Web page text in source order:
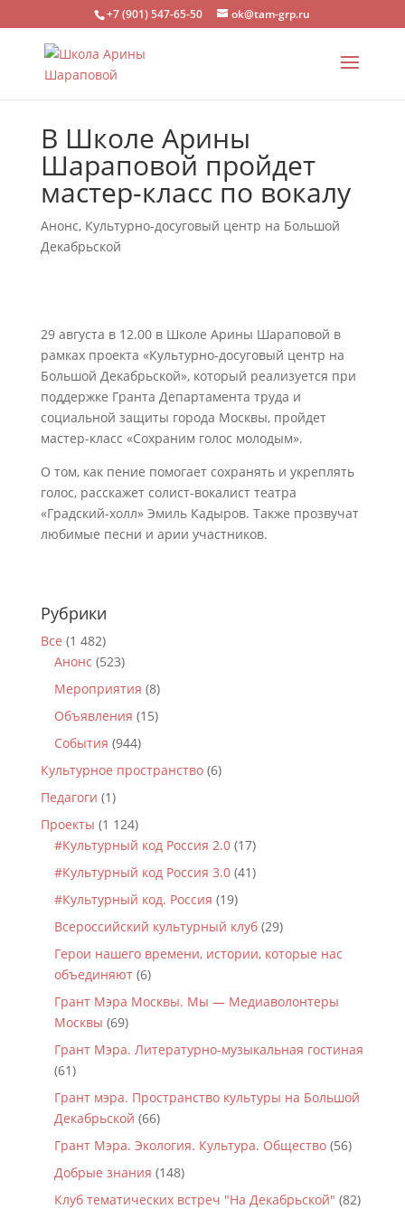
+7 (901) 547-65-50 ok@tam-grp.ru
В Школе Арины
Шараповой пройдет
мастер-класс по вокалу
Анонс, Культурно-досуговый центр на Большой
Декабрьской
29 августа в 12.00 в Школе Арины Шараповой в
рамках проекта «Культурно-досуговый центр на
Большой Декабрьской», который реализуется при
поддержке Гранта Департамента труда и
социальной защиты города Москвы, пройдет
мастер-класс «Сохраним голос молодым».
О том, как пение помогает сохранять и укреплять
голос, расскажет солист-вокалист театра
«Градский-холл» Эмиль Кадыров. Также прозвучат
любимые песни и арии участников.
Рубрики
Все (1 482)
Анонс (523)
Мероприятия (8)
Объявления (15)
События (944)
Культурное пространство(6)
Педагоги (1)
Проекты (1 124)
#Культурный код Россия 2.0(17)
#Культурный код Россия 3.0(41)
#Культурный код. Россия (19)
Всероссийский культурный клуб(29)
Герои нашего времени, истории, которые нас
объединяют(6)
Грант Мэра Москвы. Мы — Медиаволонтеры
Москвы (69)
Грант Мэра. Литературно-музыкальная гостиная
(61)
Грант мэра. Пространство культуры на Большой
Декабрьской (66)
Грант Мэра. Экология. Культура. Общество(56)
Добрые знания (148)
Клуб тематических встреч "На Декабрьской" (82)